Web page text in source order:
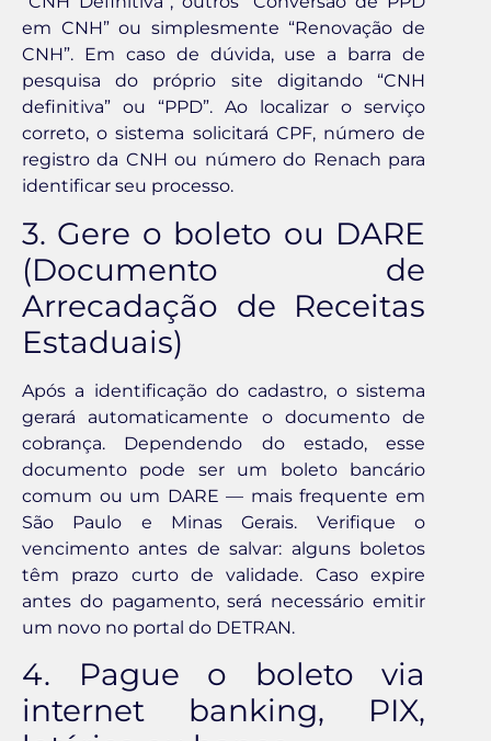
em CNH” ou simplesmente “Renovação de
CNH”. Em caso de dúvida, use a barra de
pesquisa do próprio site digitando “CNH
definitiva” ou “PPD”. Ao localizar o serviço
correto, o sistema solicitará CPF, número de
registro da CNH ou número do Renach para
identificar seu processo.
3. Gere o boleto ou DARE
(Documento de
Arrecadação de Receitas
Estaduais)
Após a identificação do cadastro, o sistema
gerará automaticamente o documento de
cobrança. Dependendo do estado, esse
documento pode ser um boleto bancário
comum ou um DARE — mais frequente em
São Paulo e Minas Gerais. Verifique o
vencimento antes de salvar: alguns boletos
têm prazo curto de validade. Caso expire
antes do pagamento, será necessário emitir
um novo no portal do DETRAN.
4. Pague o boleto via
internet banking, PIX,